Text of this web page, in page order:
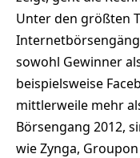
Unter den größten
sowohl Gewinner
beispielsweise
mittlerweile mehr
Börsengang 2012,
wie Zynga,